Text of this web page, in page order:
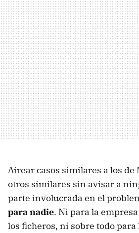
Airear casos similares a los de
otros similares sin avisar a
parte involucrada en el
para nadie. Ni para la
los ficheros, ni sobre todo para